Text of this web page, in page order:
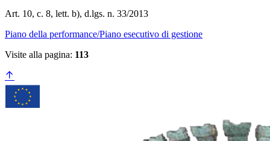
Art. 10, c. 8, lett. b), d.lgs. n. 33/2013
Piano della performance/Piano esecutivo di gestione
Visite alla pagina: 113